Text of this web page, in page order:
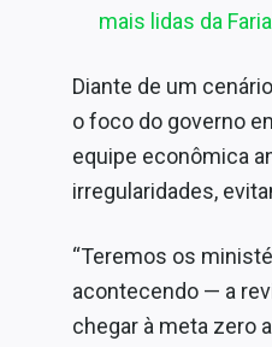
mais lidas da
Diante de um
o foco do governo
equipe econômica
irregularidades,
“Teremos os
acontecendo — a
chegar à meta zero